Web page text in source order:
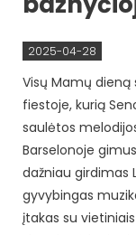
2025-04-28
Visų Mamų dieną
fiestoje, kurią
saulėtos
Barselonoje
dažniau girdimas
gyvybingas
įtakas su